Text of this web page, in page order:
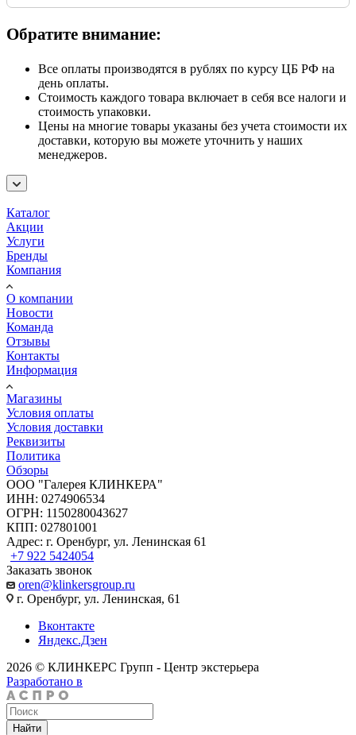
Обратите внимание:
Все оплаты производятся в рублях по курсу ЦБ РФ на
день оплаты.
Стоимость каждого товара включает в себя все налоги и
стоимость упаковки.
Цены на многие товары указаны без учета стоимости их
доставки, которую вы можете уточнить у наших
менеджеров.
Каталог
Акции
Услуги
Бренды
Компания
О компании
Новости
Команда
Отзывы
Контакты
Информация
Магазины
Условия оплаты
Условия доставки
Реквизиты
Политика
Обзоры
ООО "Галерея КЛИНКЕРА"
ИНН: 0274906534
ОГРН: 1150280043627
КПП: 027801001
Адрес: г. Оренбург, ул. Ленинская 61
+7 922 5424054
Заказать звонок
oren@klinkersgroup.ru
г. Оренбург, ул. Ленинская, 61
Вконтакте
Яндекс.Дзен
2026 © КЛИНКЕРС Групп - Центр экстерьера
Разработано в
Найти